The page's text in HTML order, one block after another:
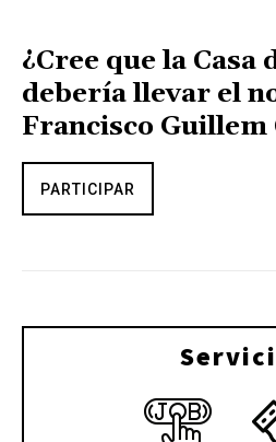
¿Cree que la Casa
debería llevar el
Francisco Guillem
PARTICIPAR